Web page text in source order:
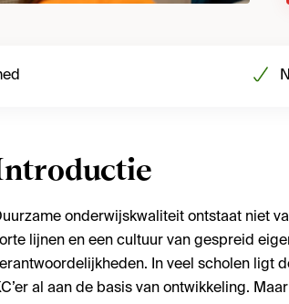
onderwijskwaliteit ontstaat niet
lijnen en een cultuur van gespreid
In veel scholen ligt
al aan de basis van ontwikkeling.